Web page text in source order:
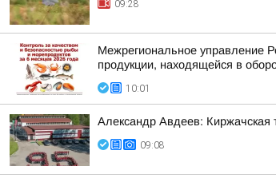
09:28
Межрегиональное управление
продукции, находящейся в
10:01
Александр Авдеев: Киржачская
09:08